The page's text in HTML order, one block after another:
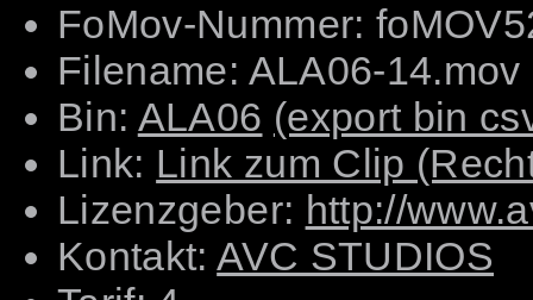
FoMov-Nummer:
Filename: ALA06-14.mov
Bin: ALA06 (export bin
Link: Link zum Clip
Lizenzgeber: http://
Kontakt:AVC STUDIOS